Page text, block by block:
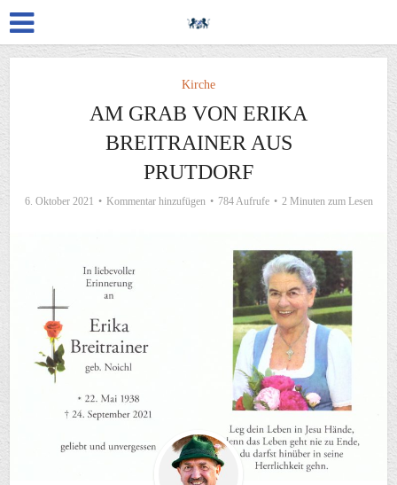
Kirche
AM GRAB VON ERIKA
BREITRAINER AUS
PRUTDORF
6. Oktober 2021 Kommentar hinzufügen 784 Aufrufe 2 Minuten zum Lesen